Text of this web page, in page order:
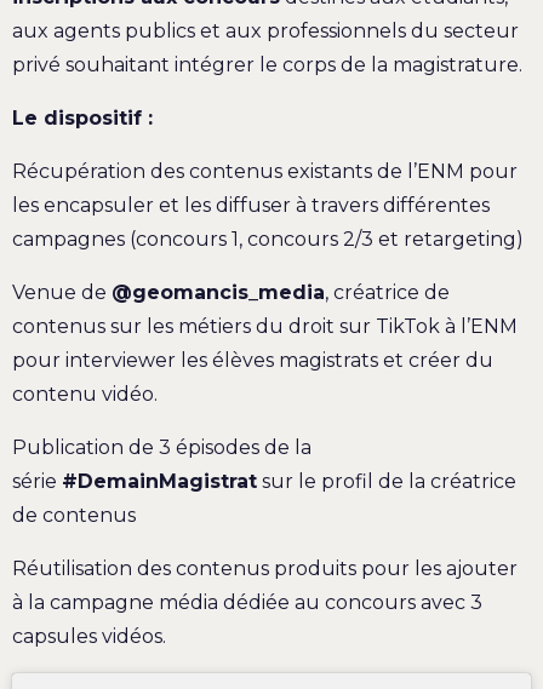
aux agents publics et aux professionnels du secteur
privé souhaitant intégrer le corps de la magistrature.
Le dispositif :
Récupération des contenus existants de l’ENM pour
les encapsuler et les diffuser à travers différentes
campagnes (concours 1, concours 2/3 et retargeting)
Venue de @geomancis_media, créatrice de
contenus sur les métiers du droit sur TikTok à l’ENM
pour interviewer les élèves magistrats et créer du
contenu vidéo.
Publication de 3 épisodes de la
série #DemainMagistrat sur le profil de la créatrice
de contenus
Réutilisation des contenus produits pour les ajouter
à la campagne média dédiée au concours avec 3
capsules vidéos.